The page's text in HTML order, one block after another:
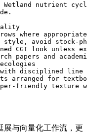
nutrient
where appropriate
style, avoid stock-
CGI look unless
papers and
disciplined line
arranged for
friendly texture
展与向量化工作流，更